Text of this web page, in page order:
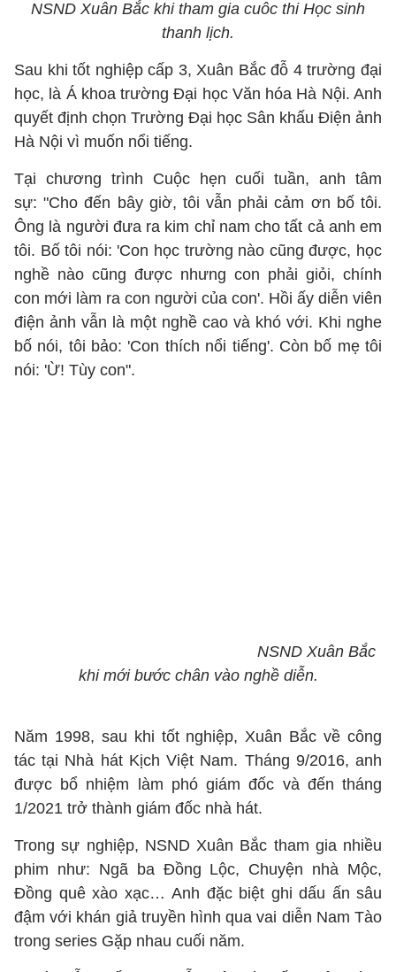
NSND Xuân Bắc khi tham gia cuôc thi Học sinh
thanh lịch.
Sau khi tốt nghiệp cấp 3, Xuân Bắc đỗ 4 trường đại
học, là Á khoa trường Đại học Văn hóa Hà Nội. Anh
quyết định chọn Trường Đại học Sân khấu Điện ảnh
Hà Nội vì muốn nổi tiếng.
Tại chương trình Cuộc hẹn cuối tuần, anh tâm
sự: "Cho đến bây giờ, tôi vẫn phải cảm ơn bố tôi.
Ông là người đưa ra kim chỉ nam cho tất cả anh em
tôi. Bố tôi nói: 'Con học trường nào cũng được, học
nghề nào cũng được nhưng con phải giỏi, chính
con mới làm ra con người của con'. Hồi ấy diễn viên
điện ảnh vẫn là một nghề cao và khó với. Khi nghe
bố nói, tôi bảo: 'Con thích nổi tiếng'. Còn bố mẹ tôi
nói: 'Ừ! Tùy con".
NSND Xuân Bắc
khi mới bước chân vào nghề diễn.
Năm 1998, sau khi tốt nghiệp, Xuân Bắc về công
tác tại Nhà hát Kịch Việt Nam. Tháng 9/2016, anh
được bổ nhiệm làm phó giám đốc và đến tháng
1/2021 trở thành giám đốc nhà hát.
Trong sự nghiệp, NSND Xuân Bắc tham gia nhiều
phim như: Ngã ba Đồng Lộc, Chuyện nhà Mộc,
Đồng quê xào xạc… Anh đặc biệt ghi dấu ấn sâu
đậm với khán giả truyền hình qua vai diễn Nam Tào
trong series Gặp nhau cuối năm.